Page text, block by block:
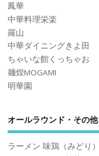
鳳華
中華料理栄楽
羅山
中華ダイニングきよ田
ちゃいな館くっちゃお
麺煌MOGAMI
明華園
オールラウンド・その他
ラーメン 味鶏（みどり）